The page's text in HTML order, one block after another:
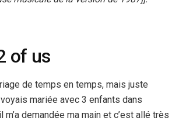
of us
de temps en temps, mais juste
mariée avec 3 enfants dans
m’a demandée ma main et c’est allé très